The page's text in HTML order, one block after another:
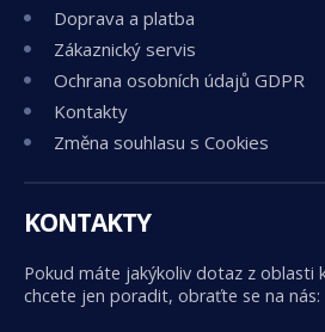
Doprava a platba
Zákaznický servis
Ochrana osobních údajů GDPR
Kontakty
Změna souhlasu s Cookies
KONTAKTY
Pokud máte jakýkoliv dotaz z oblasti
chcete jen poradit, obraťte se na nás: